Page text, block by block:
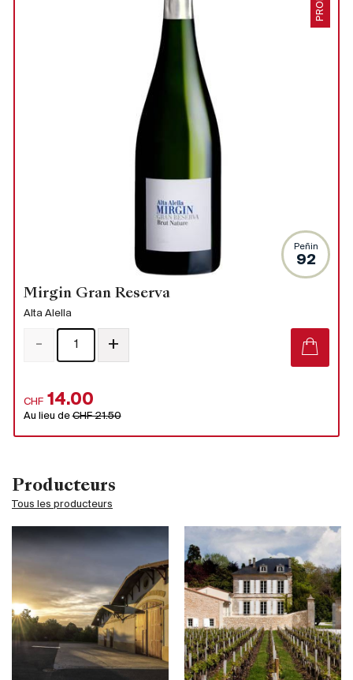
Producteurs
Tous les producteurs
Peñin
92
Mirgin Gran Reserva
Alta Alella
CHF 14.00
Au lieu deCHF 21.50
- +